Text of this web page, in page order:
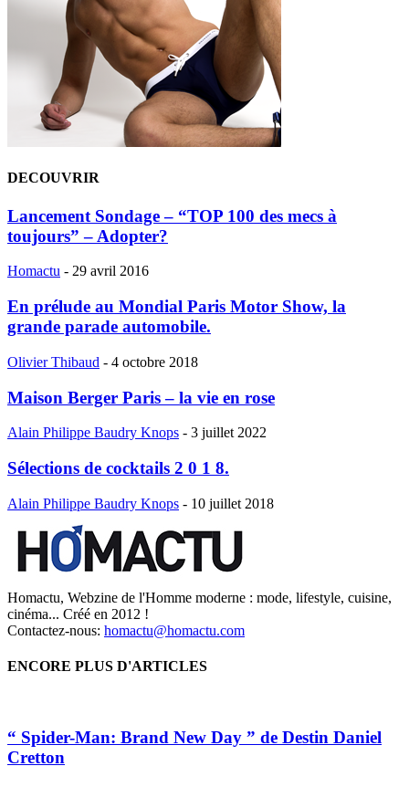
DECOUVRIR
Lancement Sondage – “TOP 100 des mecs à
toujours” – Adopter?
Homactu - 29 avril 2016
En prélude au Mondial Paris Motor Show, la
grande parade automobile.
Olivier Thibaud - 4 octobre 2018
Maison Berger Paris – la vie en rose
Alain Philippe Baudry Knops - 3 juillet 2022
Sélections de cocktails 2 0 1 8.
Alain Philippe Baudry Knops - 10 juillet 2018
Homactu, Webzine de l'Homme moderne : mode, lifestyle, cuisine,
cinéma... Créé en 2012 !
Contactez-nous: homactu@homactu.com
ENCORE PLUS D'ARTICLES
“ Spider-Man: Brand New Day ” de Destin Daniel
Cretton